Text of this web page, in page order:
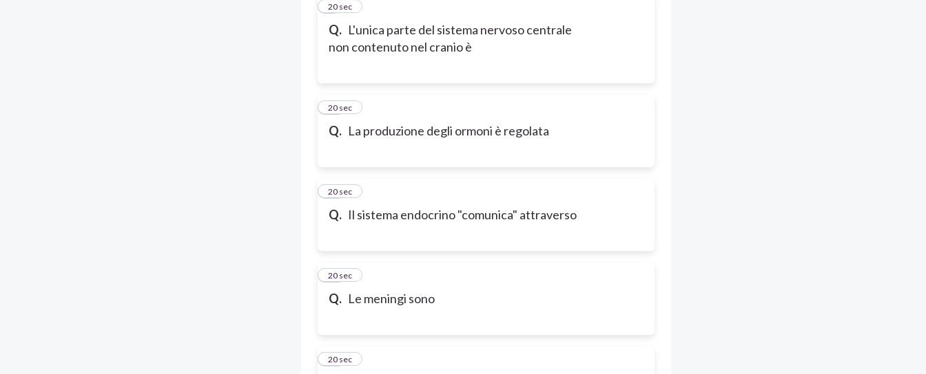
Q. L'unica parte del sistema nervoso centrale
non contenuto nel cranio è
9
20 sec
Q. La produzione degli ormoni è regolata
10
20 sec
Q. Il sistema endocrino "comunica" attraverso
11
20 sec
Q. Le meningi sono
12
20 sec
13
20 sec